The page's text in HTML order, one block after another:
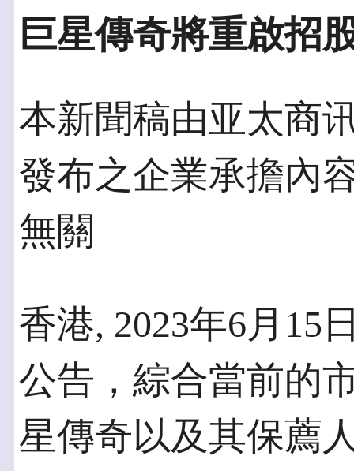
巨星傳奇將重啟招
本新聞稿由亚太商
發布之企業承擔內
無關
香港, 2023年6月15
公告，綜合當前的
星傳奇以及其保薦